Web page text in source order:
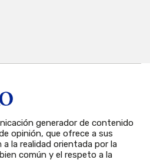
generador de contenido
opinión, que ofrece a sus
la realidad orientada por la
común y el respeto a la